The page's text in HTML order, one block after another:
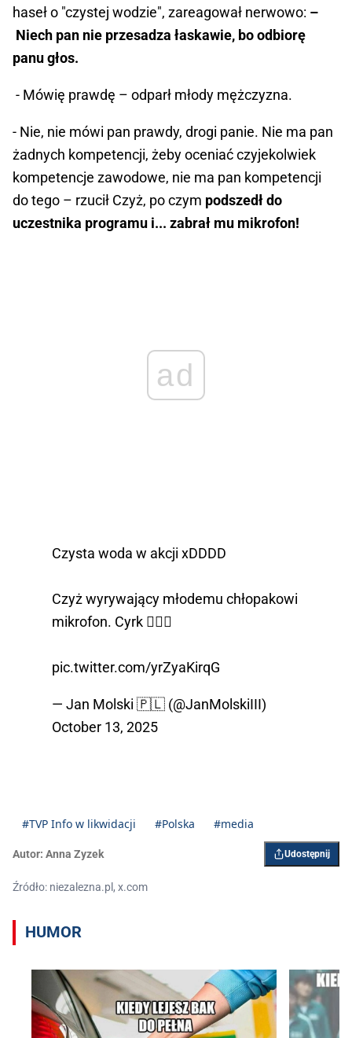
haseł o "czystej wodzie", zareagował nerwowo: –
Niech pan nie przesadza łaskawie, bo odbiorę
panu głos.
- Mówię prawdę – odparł młody mężczyzna.
- Nie, nie mówi pan prawdy, drogi panie. Nie ma pan
żadnych kompetencji, żeby oceniać czyjekolwiek
kompetencje zawodowe, nie ma pan kompetencji
do tego – rzucił Czyż, po czym podszedł do
uczestnika programu i... zabrał mu mikrofon!
ad
Czysta woda w akcji xDDDD
Czyż wyrywający młodemu chłopakowi
mikrofon. Cyrk 🤦🏼‍♂️
pic.twitter.com/yrZyaKirqG
— Jan Molski 🇵🇱 (@JanMolskiIII)
October 13, 2025
#TVP Info w likwidacji #Polska #media
Autor: Anna Zyzek Udostępnij
Źródło: niezalezna.pl, x.com
HUMOR